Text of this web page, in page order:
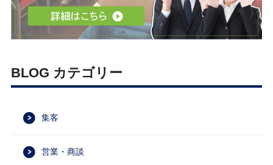
BLOG カテゴリー
集客
営業・商談